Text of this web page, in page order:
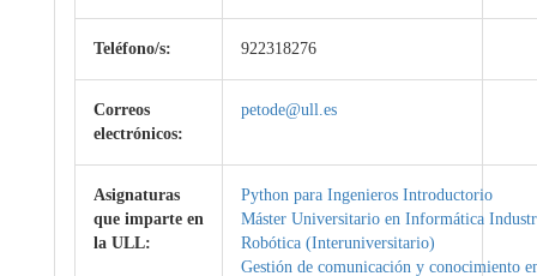
Teléfono/s: 922318276
Correos
electrónicos:
petode@ull.es
Asignaturas
que imparte en
la ULL:
Python para Ingenieros Introductorio
Máster Universitario en Informática
Robótica (Interuniversitario)
Gestión de comunicación y conocimiento